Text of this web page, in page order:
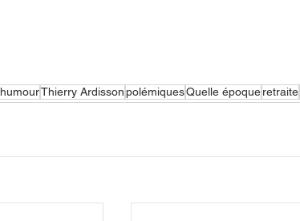
humourThierry ArdissonpolémiquesQuelle époqueretraite